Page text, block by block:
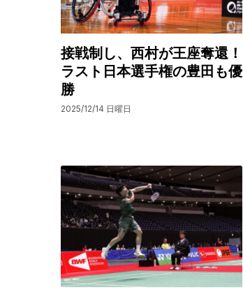
接戦制し、西村が王座奪還！
ラスト日本選手権の豊田も優
勝
2025/12/14 日曜日